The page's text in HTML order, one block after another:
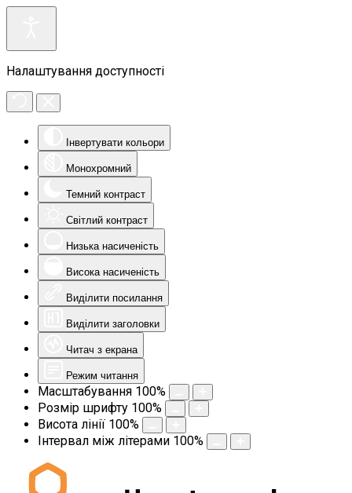
Налаштування доступності
Інвертувати кольори
Монохромний
Темний контраст
Світлий контраст
Низька насиченість
Висока насиченість
Виділити посилання
Виділити заголовки
Читач з екрана
Режим читання
Масштабування 100%
Розмір шрифту 100%
Висота лінії 100%
Інтервал між літерами 100%